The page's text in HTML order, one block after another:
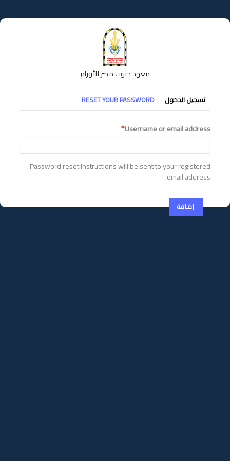
إلى
المحتوى
معهد جنوب مصر للأورام
التبويبات
الأساسية
تسجيل الدخول RESET YOUR PASSWORD
Username or email address
Password reset instructions will be sent to your registered
email address.